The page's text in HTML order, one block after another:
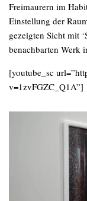
Freimaurern im
Einstellung der
gezeigten Sicht mit
benachbarten Werk
[youtube_sc
v=1zvFGZC_Q1A”]